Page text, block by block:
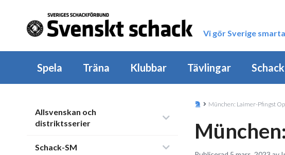
Vi gör Sverige
Spela Träna Klubbar Tävlingar
Allsvenskan och
distriktsserier
Schack-SM
München: Laimer-Pfingst